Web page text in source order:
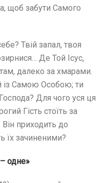
щоб забути Самого
Твій запал, твоя
Де Той Ісус,
далеко за хмарами.
із Самою Особою; ти
Для чого уся ця
Гість стоїть за
приходить до
їх зачиненими?
одне»